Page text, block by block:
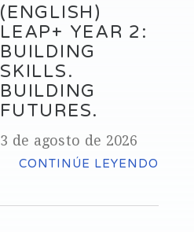
(ENGLISH)
LEAP+ YEAR 2:
BUILDING
SKILLS.
BUILDING
FUTURES.
3 de agosto de 2026
CONTINÚE LEYENDO